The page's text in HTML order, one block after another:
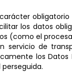
los datos
(como el
servicio de
los Datos